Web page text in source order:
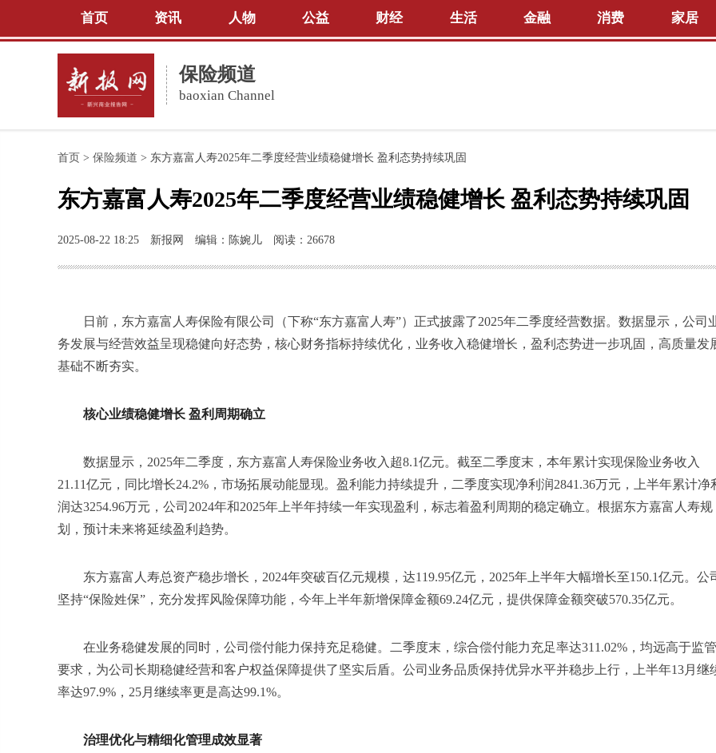
首页 资讯 人物 公益 财经 生活 金融 消费 家居
保险频道
baoxian Channel
首页 > 保险频道 > 东方嘉富人寿2025年二季度经营业绩稳健增长 盈利态势持续巩固
东方嘉富人寿2025年二季度经营业绩稳健增长 盈利态势持续巩固
2025-08-22 18:25 新报网 编辑：陈婉儿 阅读：26678
日前，东方嘉富人寿保险有限公司（下称“东方嘉富人寿”）正式披露了2025年二季度经营数据。数据显示，公司
务发展与经营效益呈现稳健向好态势，核心财务指标持续优化，业务收入稳健增长，盈利态势进一步巩固，高质量发
基础不断夯实。
核心业绩稳健增长 盈利周期确立
数据显示，2025年二季度，东方嘉富人寿保险业务收入超8.1亿元。截至二季度末，本年累计实现保险业务收入
21.11亿元，同比增长24.2%，市场拓展动能显现。盈利能力持续提升，二季度实现净利润2841.36万元，上半年累计净
润达3254.96万元，公司2024年和2025年上半年持续一年实现盈利，标志着盈利周期的稳定确立。根据东方嘉富人寿规
划，预计未来将延续盈利趋势。
东方嘉富人寿总资产稳步增长，2024年突破百亿元规模，达119.95亿元，2025年上半年大幅增长至150.1亿元。公
坚持“保险姓保”，充分发挥风险保障功能，今年上半年新增保障金额69.24亿元，提供保障金额突破570.35亿元。
在业务稳健发展的同时，公司偿付能力保持充足稳健。二季度末，综合偿付能力充足率达311.02%，均远高于监管
要求，为公司长期稳健经营和客户权益保障提供了坚实后盾。公司业务品质保持优异水平并稳步上行，上半年13月继
率达97.9%，25月继续率更是高达99.1%。
治理优化与精细化管理成效显著